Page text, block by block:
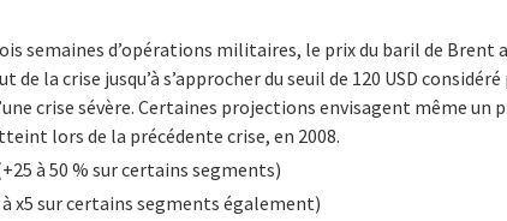
semaines d’opérations militaires, le prix du baril de Brent a
de la crise jusqu’à s’approcher du seuil de 120 USD considéré
crise sévère. Certaines projections envisagent même un
lors de la précédente crise, en 2008.
à 50 % sur certains segments)
à x5 sur certains segments également)